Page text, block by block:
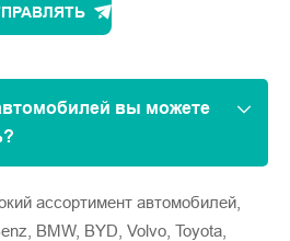
вы можете
ассортимент автомобилей,
BMW, BYD, Volvo, Toyota,